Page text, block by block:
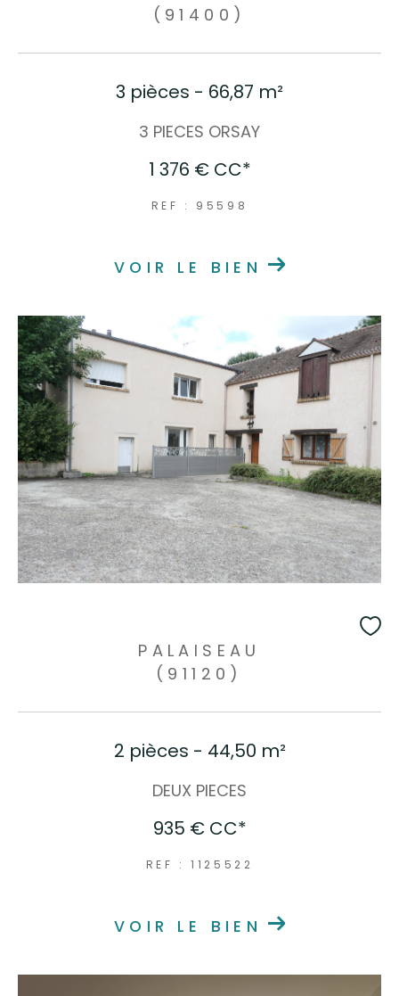
(91400)
3 pièces - 66,87 m²
3 PIECES ORSAY
1 376 € CC*
REF : 95598
VOIR LE BIEN
PALAISEAU
(91120)
2 pièces - 44,50 m²
DEUX PIECES
935 € CC*
REF : 1125522
VOIR LE BIEN